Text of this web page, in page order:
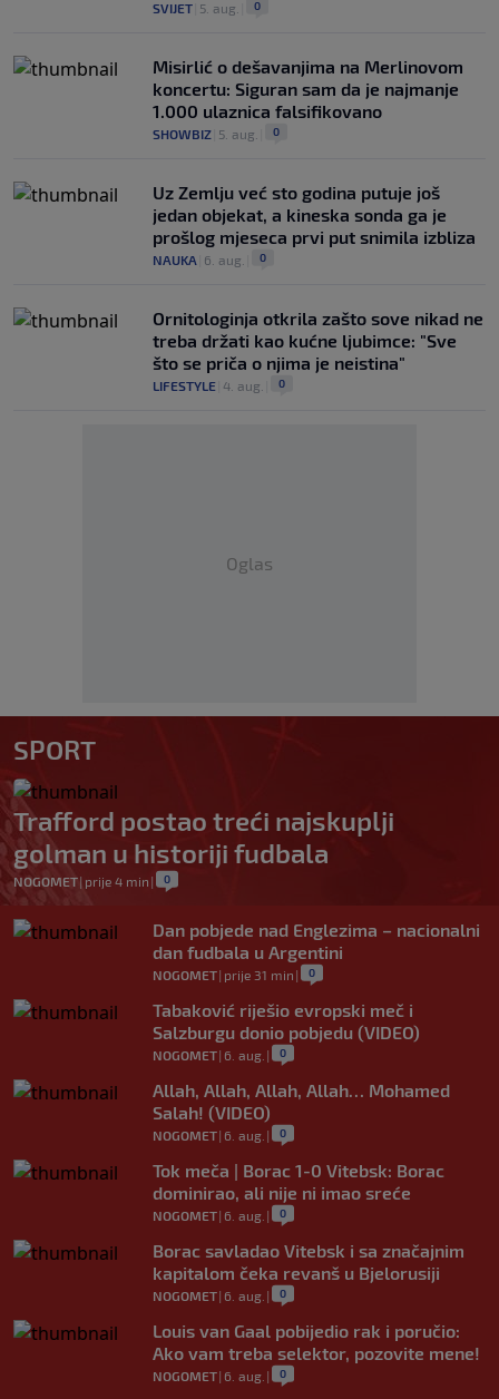
SVIJET 5. aug. 0
Misirlić o dešavanjima na Merlinovom
koncertu: Siguran sam da je najmanje
1.000 ulaznica falsifikovano
SHOWBIZ 5. aug. 0
Uz Zemlju već sto godina putuje još
jedan objekat, a kineska sonda ga je
prošlog mjeseca prvi put snimila izbliza
NAUKA 6. aug. 0
Ornitologinja otkrila zašto sove nikad ne
treba držati kao kućne ljubimce: "Sve
što se priča o njima je neistina"
LIFESTYLE 4. aug. 0
Oglas
SPORT
Trafford postao treći najskuplji
golman u historiji fudbala
NOGOMET| prije 4 min | 0
Dan pobjede nad Englezima – nacionalni
dan fudbala u Argentini
NOGOMET| prije 31 min | 0
Tabaković riješio evropski meč i
Salzburgu donio pobjedu (VIDEO)
NOGOMET| 6. aug. | 0
Allah, Allah, Allah, Allah… Mohamed
Salah! (VIDEO)
NOGOMET| 6. aug. | 0
Tok meča | Borac 1-0 Vitebsk: Borac
dominirao, ali nije ni imao sreće
NOGOMET| 6. aug. | 0
Borac savladao Vitebsk i sa značajnim
kapitalom čeka revanš u Bjelorusiji
NOGOMET| 6. aug. | 0
Louis van Gaal pobijedio rak i poručio:
Ako vam treba selektor, pozovite mene!
NOGOMET| 6. aug. | 0